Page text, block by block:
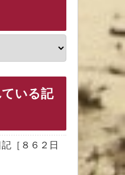
いる記
［８６２日